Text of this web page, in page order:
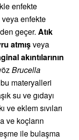
enfekte
veya enfekte
geçer. Atık
atmışveya
akıntılarının
Brucella
materyalleri
su ve gıdayı
ve eklem sıvıları
ve koçların
ile bulaşma